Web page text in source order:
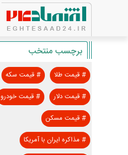
برچسب منتخب
#قیمت طلا #قیمت سکه
#قیمت دلار #قیمت خودرو
#قیمت مسکن
# مذاکره ایران با آمریکا